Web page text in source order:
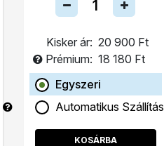
Kisker ár: 20 900 Ft
Prémium: 18 180 Ft
Egyszeri
Automatikus Szállítás
KOSÁRBA